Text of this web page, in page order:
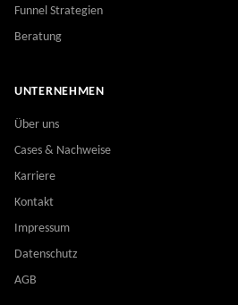
Funnel Strategien
Beratung
UNTERNEHMEN
Über uns
Cases & Nachweise
Karriere
Kontakt
Impressum
Datenschutz
AGB